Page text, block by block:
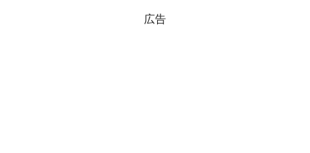
韓国型イージス搭載の次世代駆逐艦
広告